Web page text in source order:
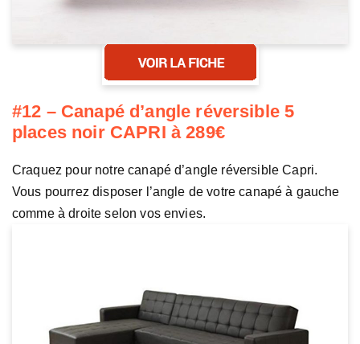
#12 – Canapé d’angle réversible 5
places noir CAPRI à 289€
Craquez pour notre canapé d’angle réversible Capri.
Vous pourrez disposer l’angle de votre canapé à gauche
comme à droite selon vos envies.